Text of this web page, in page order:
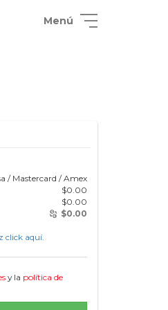
Menú
/ Mastercard / Amex
$0.00
$0.00
$0.00
click aquí.
y la política de